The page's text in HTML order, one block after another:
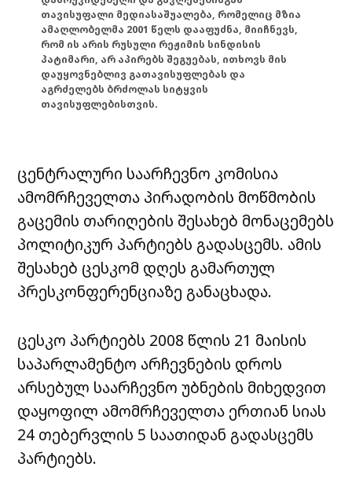
თავისუფალი მედიასაშუალება, რომელიც მზია
ამაღლობელმა 2001 წელს დააფუძნა, მიიჩნევს,
რომ ის არის რუსული რეჟიმის სინდისის
პატიმარი, არ აპირებს შეგუებას, ითხოვს მის
დაუყოვნებლივ გათავისუფლებას და
აგრძელებს ბრძოლას სიტყვის
თავისუფლებისთვის.
ცენტრალური საარჩევნო კომისია
ამომრჩეველთა პირადობის მოწმობის
გაცემის თარიღების შესახებ მონაცემებს
პოლიტიკურ პარტიებს გადასცემს. ამის
შესახებ ცესკომ დღეს გამართულ
პრესკონფერენციაზე განაცხადა.
ცესკო პარტიებს 2008 წლის 21 მაისის
საპარლამენტო არჩევნების დროს
არსებულ საარჩევნო უბნების მიხედვით
დაყოფილ ამომრჩეველთა ერთიან სიას
24 თებერვლის 5 საათიდან გადასცემს
პარტიებს.